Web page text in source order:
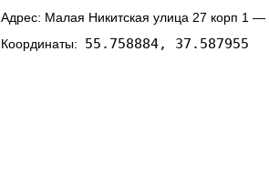
Адрес: Малая Никитская улица 27 корп 1 —
Координаты: 55.758884, 37.587955